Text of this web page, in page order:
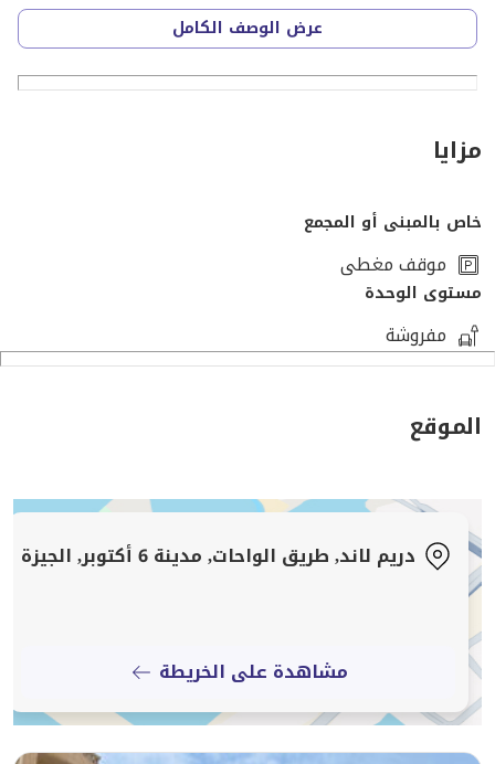
عرض الوصف الكامل
مزايا
خاص بالمبنى أو المجمع
موقف مغطى
مستوى الوحدة
مفروشة
الموقع
دريم لاند, طريق الواحات, مدينة 6 أكتوبر, الجيزة
مشاهدة على الخريطة